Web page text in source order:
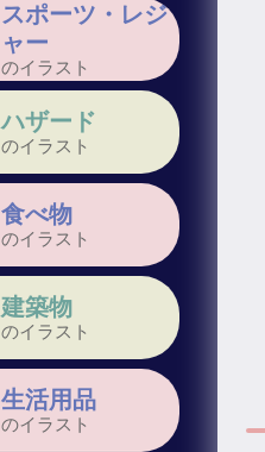
スポーツ・レジ
ャー
のイラスト
ハザード
のイラスト
食べ物
のイラスト
建築物
のイラスト
生活用品
のイラスト